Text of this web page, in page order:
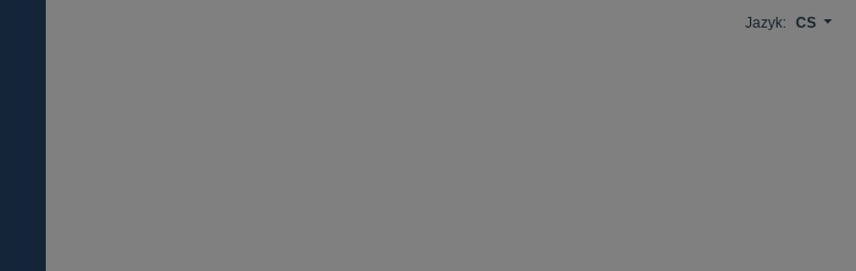
Jazyk: CS